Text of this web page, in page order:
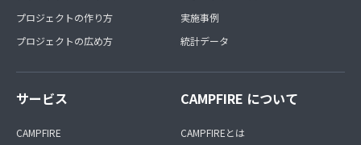
プロジェクトの作り方
プロジェクトの広め方
実施事例
統計データ
サービス
CAMPFIRE
CAMPFIRE について
CAMPFIREとは